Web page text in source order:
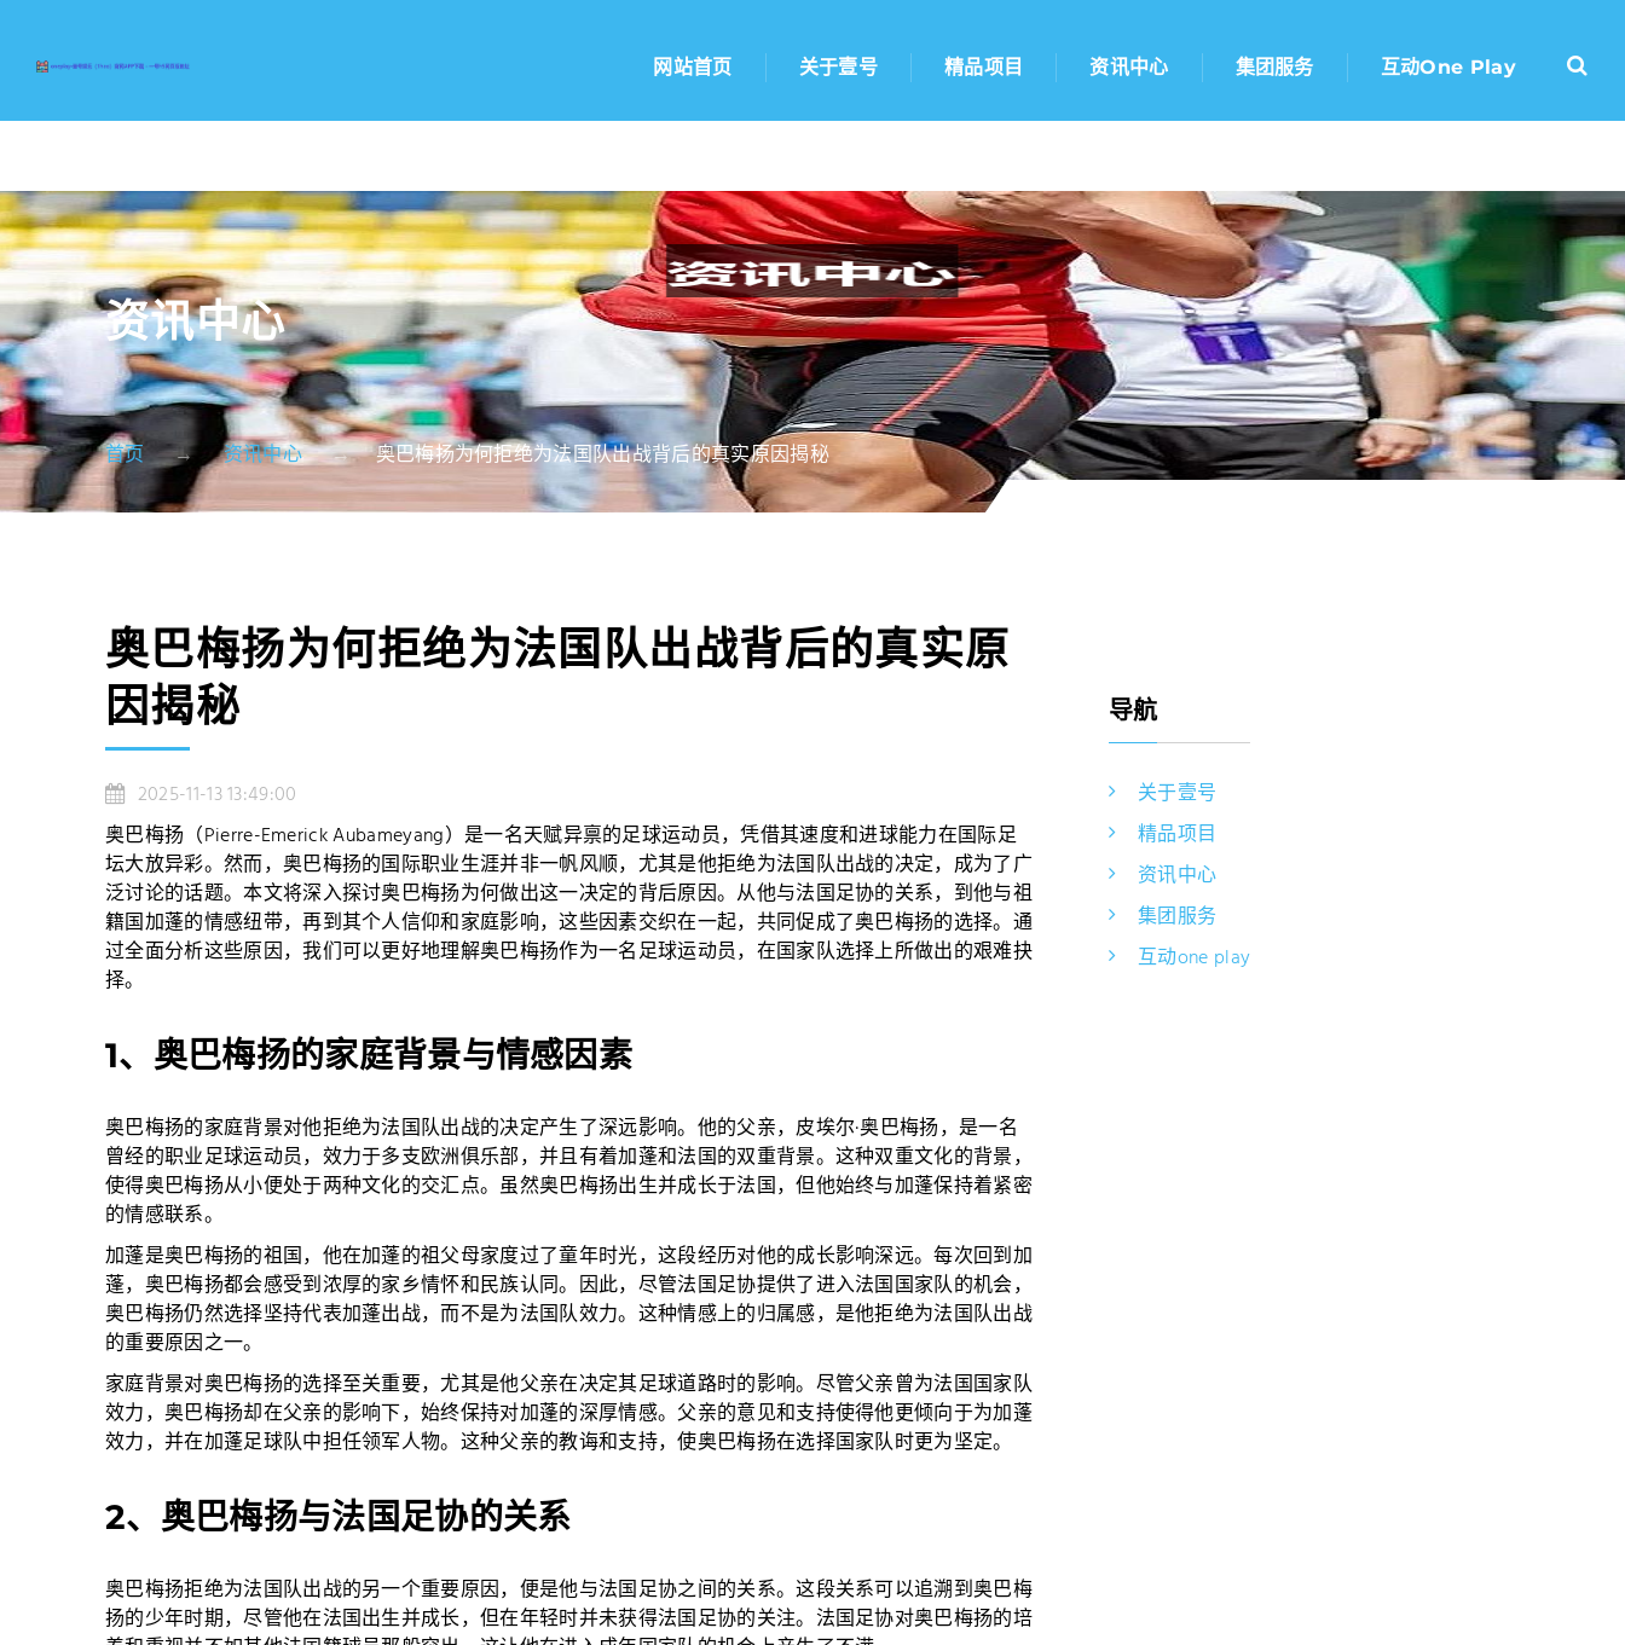
网站首页 关于壹号 精品项目 资讯中心 集团服务 互动one Play
资讯中心
首页 资讯中心 奥巴梅扬为何拒绝为法国队出战背后的真实原因揭秘
奥巴梅扬为何拒绝为法国队出战背后的真实原
因揭秘
2025-11-13 13:49:00
奥巴梅扬（Pierre-Emerick Aubameyang）是一名天赋异禀的足球运动员，凭借其速度和进球能力在国际足
坛大放异彩。然而，奥巴梅扬的国际职业生涯并非一帆风顺，尤其是他拒绝为法国队出战的决定，成为了广
泛讨论的话题。本文将深入探讨奥巴梅扬为何做出这一决定的背后原因。从他与法国足协的关系，到他与祖
籍国加蓬的情感纽带，再到其个人信仰和家庭影响，这些因素交织在一起，共同促成了奥巴梅扬的选择。通
过全面分析这些原因，我们可以更好地理解奥巴梅扬作为一名足球运动员，在国家队选择上所做出的艰难抉
择。
1、奥巴梅扬的家庭背景与情感因素
奥巴梅扬的家庭背景对他拒绝为法国队出战的决定产生了深远影响。他的父亲，皮埃尔·奥巴梅扬，是一名
曾经的职业足球运动员，效力于多支欧洲俱乐部，并且有着加蓬和法国的双重背景。这种双重文化的背景，
使得奥巴梅扬从小便处于两种文化的交汇点。虽然奥巴梅扬出生并成长于法国，但他始终与加蓬保持着紧密
的情感联系。
加蓬是奥巴梅扬的祖国，他在加蓬的祖父母家度过了童年时光，这段经历对他的成长影响深远。每次回到加
蓬，奥巴梅扬都会感受到浓厚的家乡情怀和民族认同。因此，尽管法国足协提供了进入法国国家队的机会，
奥巴梅扬仍然选择坚持代表加蓬出战，而不是为法国队效力。这种情感上的归属感，是他拒绝为法国队出战
的重要原因之一。
家庭背景对奥巴梅扬的选择至关重要，尤其是他父亲在决定其足球道路时的影响。尽管父亲曾为法国国家队
效力，奥巴梅扬却在父亲的影响下，始终保持对加蓬的深厚情感。父亲的意见和支持使得他更倾向于为加蓬
效力，并在加蓬足球队中担任领军人物。这种父亲的教诲和支持，使奥巴梅扬在选择国家队时更为坚定。
2、奥巴梅扬与法国足协的关系
奥巴梅扬拒绝为法国队出战的另一个重要原因，便是他与法国足协之间的关系。这段关系可以追溯到奥巴梅
扬的少年时期，尽管他在法国出生并成长，但在年轻时并未获得法国足协的关注。法国足协对奥巴梅扬的培
导航
关于壹号
精品项目
资讯中心
集团服务
互动one play